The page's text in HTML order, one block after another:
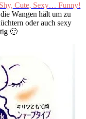
Cute, Sexy… Funny!
Wangen hält um zu
oder auch sexy
🙂